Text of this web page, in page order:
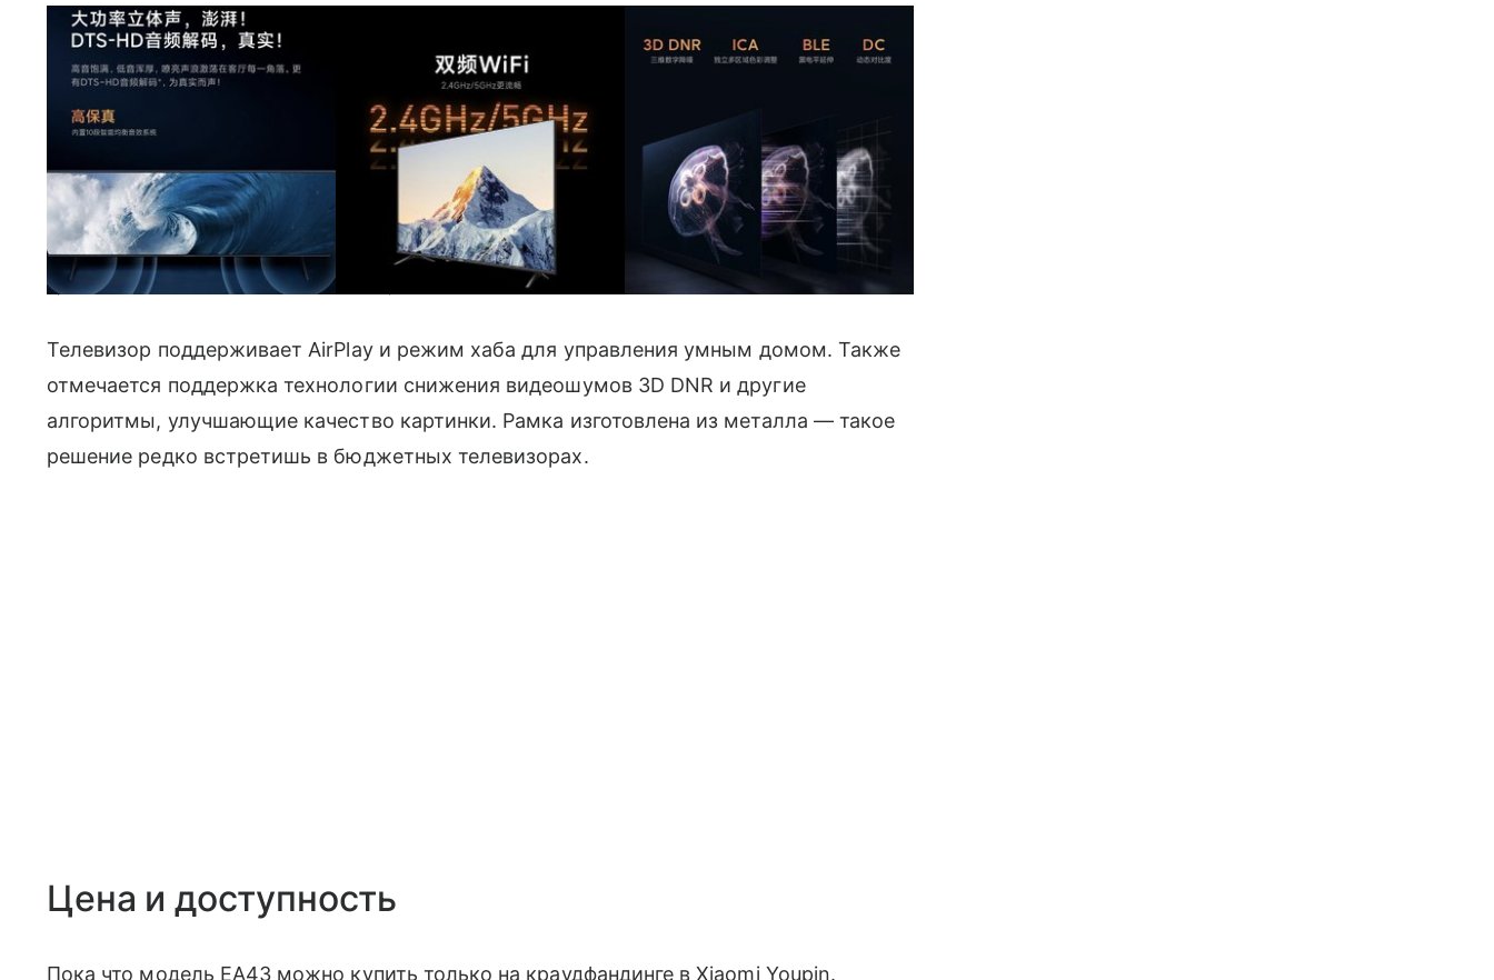
Прочие особенности модели. Фото: Xiaomi Youpin
Телевизор поддерживает AirPlay и режим хаба для управления умным домом. Также
отмечается поддержка технологии снижения видеошумов 3D DNR и другие
алгоритмы, улучшающие качество картинки. Рамка изготовлена из металла — такое
решение редко встретишь в бюджетных телевизорах.
Цена и доступность
Пока что модель EA43 можно купить только на краудфандинге в Xiaomi Youpin.